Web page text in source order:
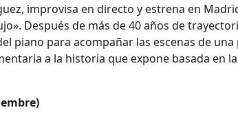
improvisa en directo y estrena en
Después de más de 40 años de
piano para acompañar las escenas de
a la historia que expone basada en